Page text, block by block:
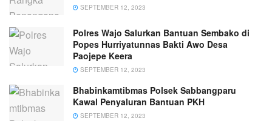
SEPTEMBER 12, 2023
Polres Wajo Salurkan Bantuan Sembako di
Popes Hurriyatunnas Bakti Awo Desa
Paojepe Keera
SEPTEMBER 12, 2023
Bhabinkamtibmas Polsek Sabbangparu
Kawal Penyaluran Bantuan PKH
SEPTEMBER 12, 2023